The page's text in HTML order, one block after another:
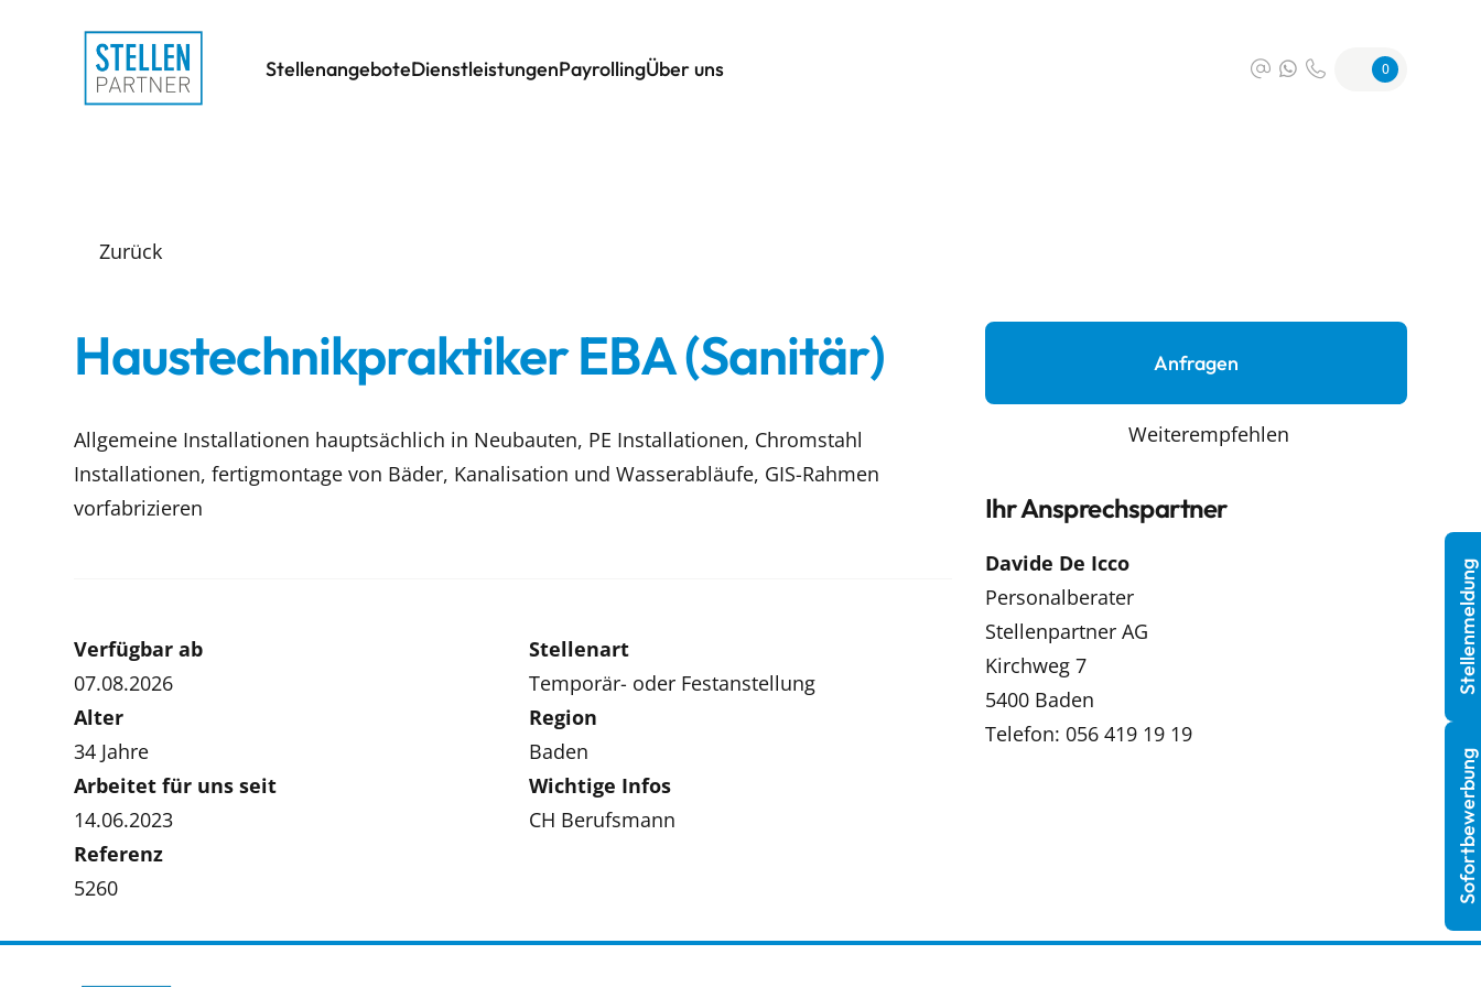
StellenangeboteDienstleistungenPayrollingÜber uns 0
Zurück
Haustechnikpraktiker EBA (Sanitär)
Allgemeine Installationen hauptsächlich in Neubauten, PE Installationen, Chromstahl
Installationen, fertigmontage von Bäder, Kanalisation und Wasserabläufe, GIS-Rahmen
vorfabrizieren
Verfügbar ab
07.08.2026
Stellenart
Temporär- oder Festanstellung
Alter
34 Jahre
Region
Baden
Arbeitet für uns seit
14.06.2023
Wichtige Infos
CH Berufsmann
Referenz
5260
Anfragen
Weiterempfehlen
Ihr Ansprechspartner
Davide De Icco
Personalberater
Stellenpartner AG
Kirchweg 7
5400 Baden
Telefon: 056 419 19 19
Sofortbewerbung
Stellenmeldung